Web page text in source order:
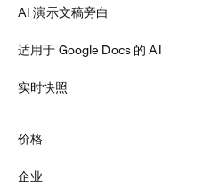
AI 演示文稿旁白
适用于 Google Docs 的 AI
实时快照
价格
企业